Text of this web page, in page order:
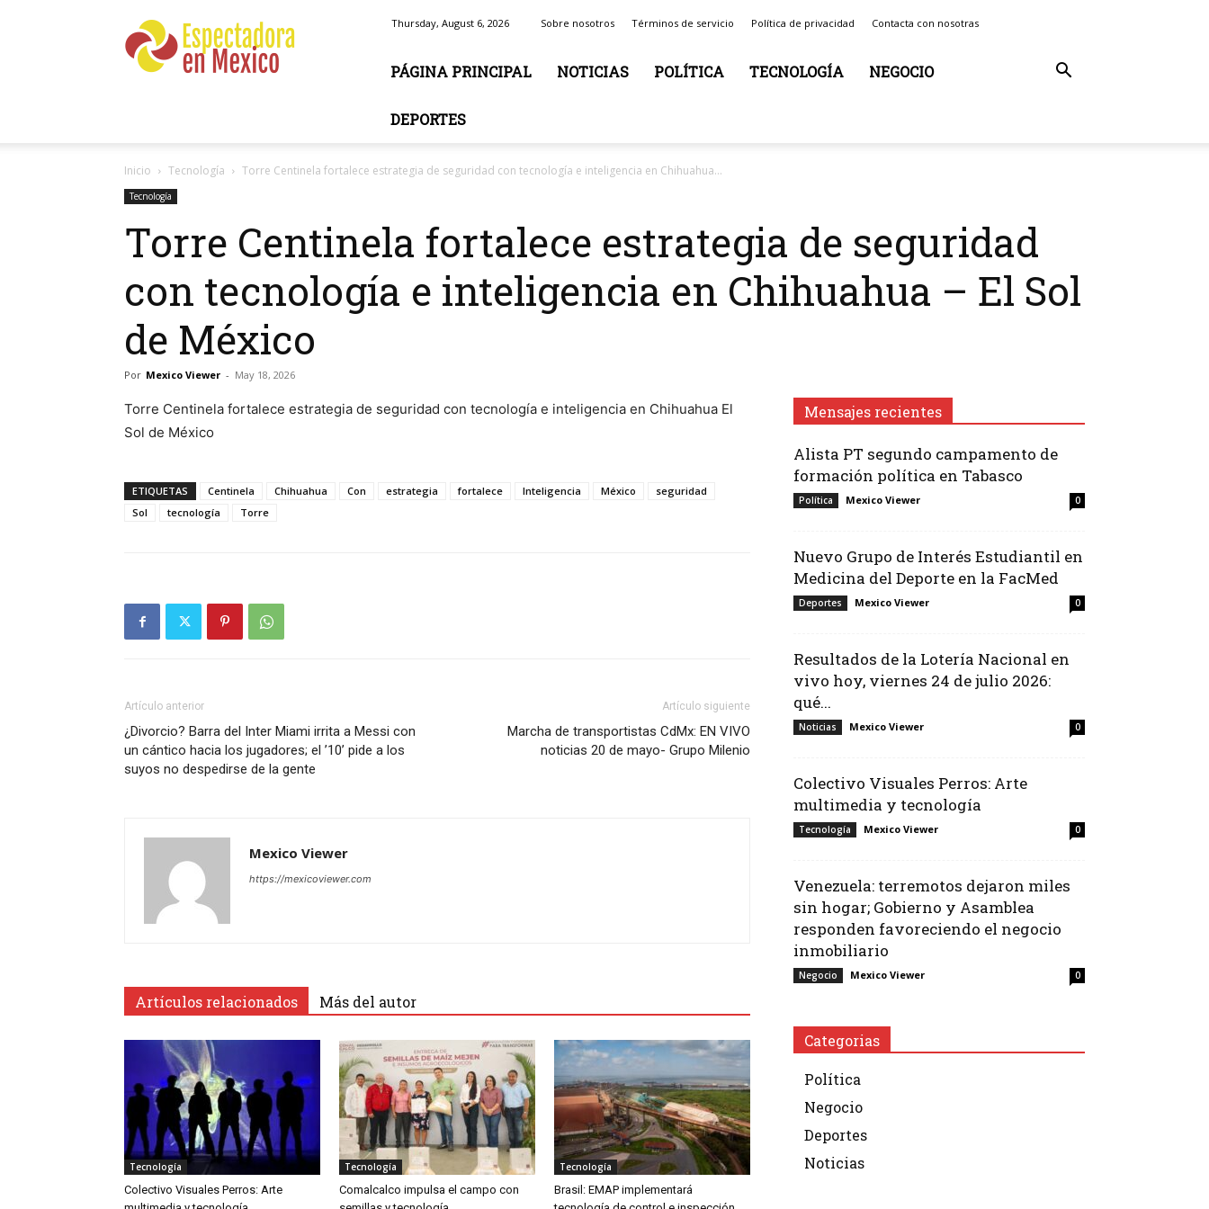
en
Mexico
Thursday, August 6, 2026 Sobre nosotros Términos de servicio Política de privacidad Contacta con nosotras
PÁGINA PRINCIPAL NOTICIAS POLÍTICA TECNOLOGÍA NEGOCIO
DEPORTES
Inicio Tecnología Torre Centinela fortalece estrategia de seguridad con tecnología e inteligencia en Chihuahua...
Tecnología
Torre Centinela fortalece estrategia de seguridad
con tecnología e inteligencia en Chihuahua – El Sol
de México
Por Mexico Viewer - May 18, 2026
Torre Centinela fortalece estrategia de seguridad con tecnología e inteligencia en Chihuahua El
Sol de México
ETIQUETAS Centinela Chihuahua Con estrategia fortalece Inteligencia México
seguridad
Sol
tecnología Torre
Artículo anterior
¿Divorcio? Barra del Inter Miami irrita a Messi con
un cántico hacia los jugadores; el ’10’ pide a los
suyos no despedirse de la gente
Artículo siguiente
Marcha de transportistas CdMx: EN VIVO
noticias 20 de mayo- Grupo Milenio
Mexico Viewer
https://mexicoviewer.com
Artículos relacionados Más del autor
Tecnología
Colectivo Visuales Perros: Arte
Tecnología
Comalcalco impulsa el campo con
Tecnología
Brasil: EMAP implementará
Mensajes recientes
Alista PT segundo campamento de
formación política en Tabasco
Política Mexico Viewer 0
Nuevo Grupo de Interés Estudiantil en
Medicina del Deporte en la FacMed
Deportes Mexico Viewer 0
Resultados de la Lotería Nacional en
vivo hoy, viernes 24 de julio 2026:
qué...
Noticias Mexico Viewer 0
Colectivo Visuales Perros: Arte
multimedia y tecnología
Tecnología Mexico Viewer 0
Venezuela: terremotos dejaron miles
sin hogar; Gobierno y Asamblea
responden favoreciendo el negocio
inmobiliario
Negocio Mexico Viewer 0
Categorias
Política
Negocio
Deportes
Noticias